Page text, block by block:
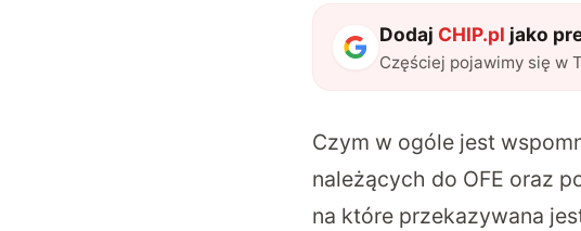
Dodaj CHIP.pl jako
Częściej pojawimy się w
Czym w ogóle jest
należących do OFE oraz
na które przekazywana